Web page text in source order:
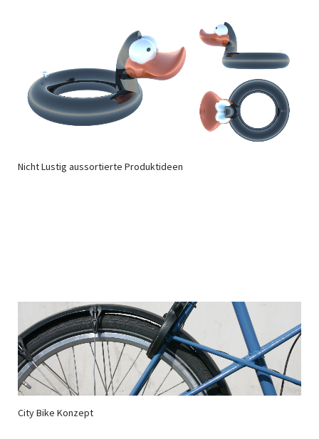
Nicht Lustig aussortierte Produktideen
City Bike Konzept